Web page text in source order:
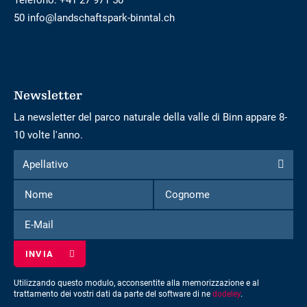
50 info@landschaftspark-binntal.ch
Newsletter
La newsletter del parco naturale della valle di Binn appare 8-
10 volte l'anno.
Modulo
per
iscriversi
alla
newsletter
Apellativo
Apellativo
Nome
Cognome
Mail
Utilizzando questo modulo, acconsentite alla memorizzazione e al
trattamento dei vostri dati da parte del software di ne dodeley.